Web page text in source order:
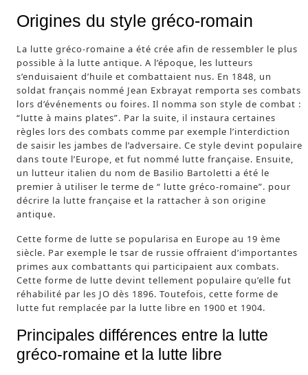
Origines du style gréco-romain
La lutte gréco-romaine a été crée afin de ressembler le plus
possible à la lutte antique. A l’époque, les lutteurs
s’enduisaient d’huile et combattaient nus. En 1848, un
soldat français nommé Jean Exbrayat remporta ses combats
lors d’événements ou foires. Il nomma son style de combat :
“lutte à mains plates”. Par la suite, il instaura certaines
règles lors des combats comme par exemple l’interdiction
de saisir les jambes de l’adversaire. Ce style devint populaire
dans toute l’Europe, et fut nommé lutte française. Ensuite,
un lutteur italien du nom de Basilio Bartoletti a été le
premier à utiliser le terme de “ lutte gréco-romaine”. pour
décrire la lutte française et la rattacher à son origine
antique.
Cette forme de lutte se popularisa en Europe au 19 ème
siècle. Par exemple le tsar de russie offraient d’importantes
primes aux combattants qui participaient aux combats.
Cette forme de lutte devint tellement populaire qu’elle fut
réhabilité par les JO dès 1896. Toutefois, cette forme de
lutte fut remplacée par la lutte libre en 1900 et 1904.
Principales différences entre la lutte
gréco-romaine et la lutte libre